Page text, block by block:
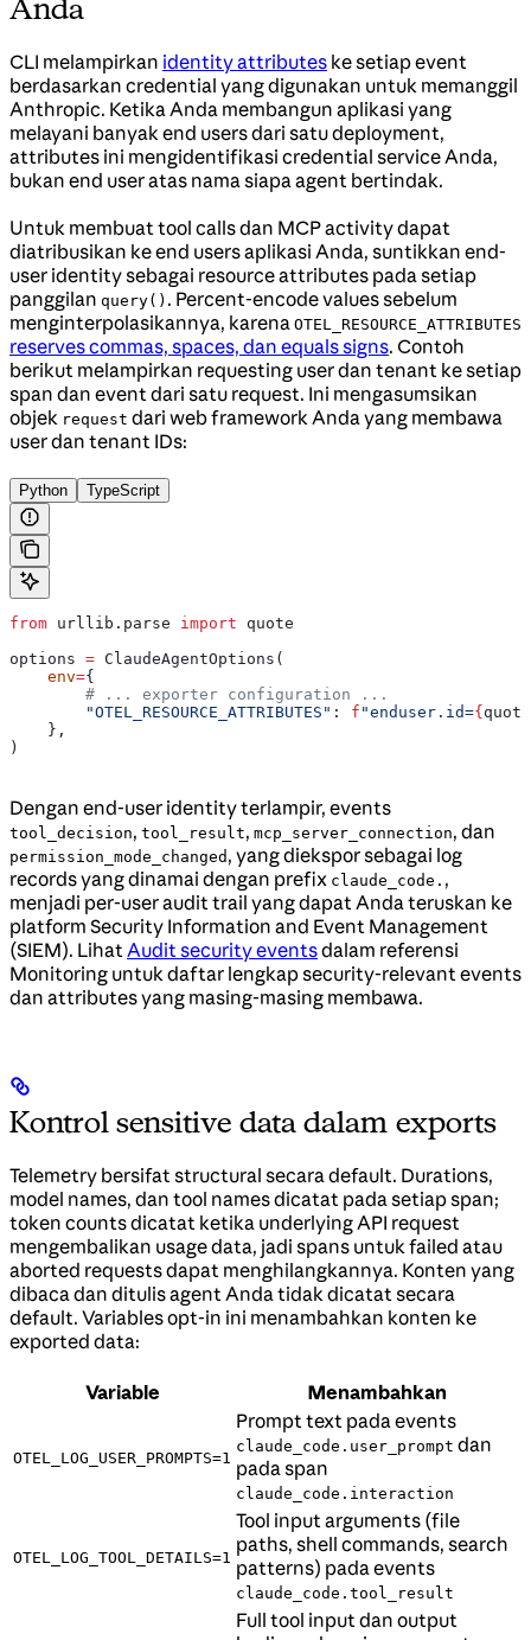
Anda
CLI melampirkan identity attributes ke setiap event
berdasarkan credential yang digunakan untuk memanggil
Anthropic. Ketika Anda membangun aplikasi yang
melayani banyak end users dari satu deployment,
attributes ini mengidentifikasi credential service Anda,
bukan end user atas nama siapa agent bertindak.
Untuk membuat tool calls dan MCP activity dapat
diatribusikan ke end users aplikasi Anda, suntikkan end-
user identity sebagai resource attributes pada setiap
panggilan query() . Percent-encode values sebelum
menginterpolasikannya, karena OTEL_RESOURCE_ATTRIBUTES
reserves commas, spaces, dan equals signs. Contoh
berikut melampirkan requesting user dan tenant ke setiap
span dan event dari satu request. Ini mengasumsikan
objek request dari web framework Anda yang membawa
user dan tenant IDs:
Python TypeScript
from urllib.parse import quote
options = ClaudeAgentOptions(
    env
={
        # ... exporter configuration ...
        "OTEL_RESOURCE_ATTRIBUTES"
: f "enduser.id={
    },
)
Dengan end-user identity terlampir, events
tool_decision, tool_result, mcp_server_connection, dan
permission_mode_changed , yang diekspor sebagai log
records yang dinamai dengan prefix claude_code. ,
menjadi per-user audit trail yang dapat Anda teruskan ke
platform Security Information and Event Management
(SIEM). LihatAudit security eventsdalam referensi
Monitoring untuk daftar lengkap security-relevant events
dan attributes yang masing-masing membawa.
Kontrol sensitive data dalam exports
Telemetry bersifat structural secara default. Durations,
model names, dan tool names dicatat pada setiap span;
token counts dicatat ketika underlying API request
mengembalikan usage data, jadi spans untuk failed atau
aborted requests dapat menghilangkannya. Konten yang
dibaca dan ditulis agent Anda tidak dicatat secara
default. Variables opt-in ini menambahkan konten ke
exported data:
Variable Menambahkan
OTEL_LOG_USER_PROMPTS=1
Prompt text pada events
claude_code.user_prompt dan
pada span
claude_code.interaction
OTEL_LOG_TOOL_DETAILS=1
Tool input arguments (file
paths, shell commands, search
patterns) pada events
claude_code.tool_result
Full tool input dan output